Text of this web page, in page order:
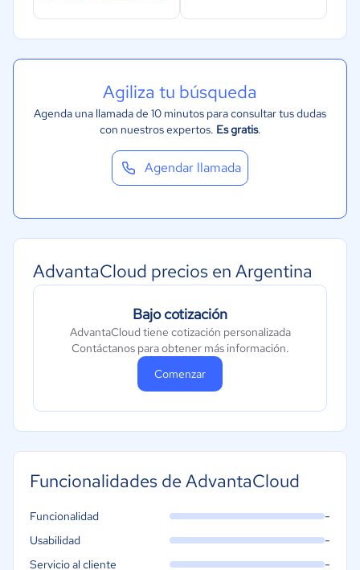
Agiliza tu búsqueda
Agenda una llamada de 10 minutos para consultar tus dudas
con nuestros expertos. Es gratis.
Agendar llamada
AdvantaCloud precios en Argentina
Bajo cotización
AdvantaCloud tiene cotización personalizada
Contáctanos para obtener más información.
Comenzar
Funcionalidades de AdvantaCloud
Funcionalidad -
Usabilidad -
Servicio al cliente -